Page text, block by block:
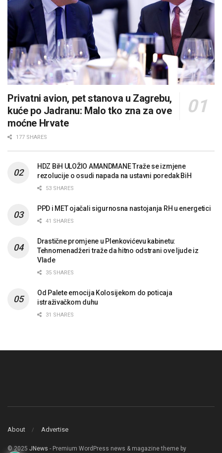
Privatni avion, pet stanova u Zagrebu,
kuće po Jadranu: Malo tko zna za ove
moćne Hrvate
177 SHARES
HDZ BiH ULOŽIO AMANDMANE Traže se izmjene
rezolucije o osudi napada na ustavni poredak BiH
53 SHARES
PPD i MET ojačali sigurnosna nastojanja RH u energetici
41 SHARES
Drastične promjene u Plenkovićevu kabinetu:
Tehnomenadžeri traže da hitno odstrani ove ljude iz
Vlade
35 SHARES
Od Palete emocija Kolosijekom do poticaja
istraživačkom duhu
31 SHARES
About Advertise
© 2025 JNews - Premium WordPress news & magazine theme by